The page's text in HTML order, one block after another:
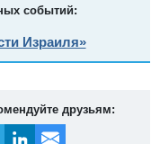
событий:
Израиля»
друзьям: